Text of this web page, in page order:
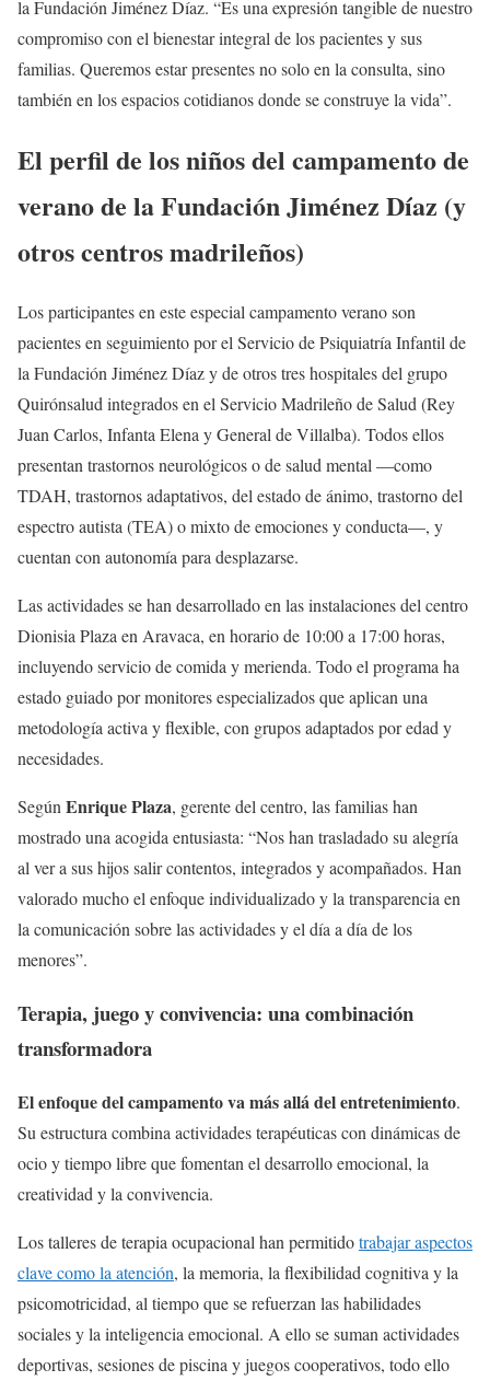
la Fundación Jiménez Díaz. “Es una expresión tangible de nuestro
compromiso con el bienestar integral de los pacientes y sus
familias. Queremos estar presentes no solo en la consulta, sino
también en los espacios cotidianos donde se construye la vida”.
El perfil de los niños del campamento de
verano de la Fundación Jiménez Díaz (y
otros centros madrileños)
Los participantes en este especial campamento verano son
pacientes en seguimiento por el Servicio de Psiquiatría Infantil de
la Fundación Jiménez Díaz y de otros tres hospitales del grupo
Quirónsalud integrados en el Servicio Madrileño de Salud (Rey
Juan Carlos, Infanta Elena y General de Villalba). Todos ellos
presentan trastornos neurológicos o de salud mental —como
TDAH, trastornos adaptativos, del estado de ánimo, trastorno del
espectro autista (TEA) o mixto de emociones y conducta—, y
cuentan con autonomía para desplazarse.
Las actividades se han desarrollado en las instalaciones del centro
Dionisia Plaza en Aravaca, en horario de 10:00 a 17:00 horas,
incluyendo servicio de comida y merienda. Todo el programa ha
estado guiado por monitores especializados que aplican una
metodología activa y flexible, con grupos adaptados por edad y
necesidades.
SegúnEnrique Plaza, gerente del centro, las familias han
mostrado una acogida entusiasta: “Nos han trasladado su alegría
al ver a sus hijos salir contentos, integrados y acompañados. Han
valorado mucho el enfoque individualizado y la transparencia en
la comunicación sobre las actividades y el día a día de los
menores”.
Terapia, juego y convivencia: una combinación
transformadora
El enfoque del campamento va más allá del entretenimiento.
Su estructura combina actividades terapéuticas con dinámicas de
ocio y tiempo libre que fomentan el desarrollo emocional, la
creatividad y la convivencia.
Los talleres de terapia ocupacional han permitidotrabajar aspectos
clave como la atención, la memoria, la flexibilidad cognitiva y la
psicomotricidad, al tiempo que se refuerzan las habilidades
sociales y la inteligencia emocional. A ello se suman actividades
deportivas, sesiones de piscina y juegos cooperativos, todo ello